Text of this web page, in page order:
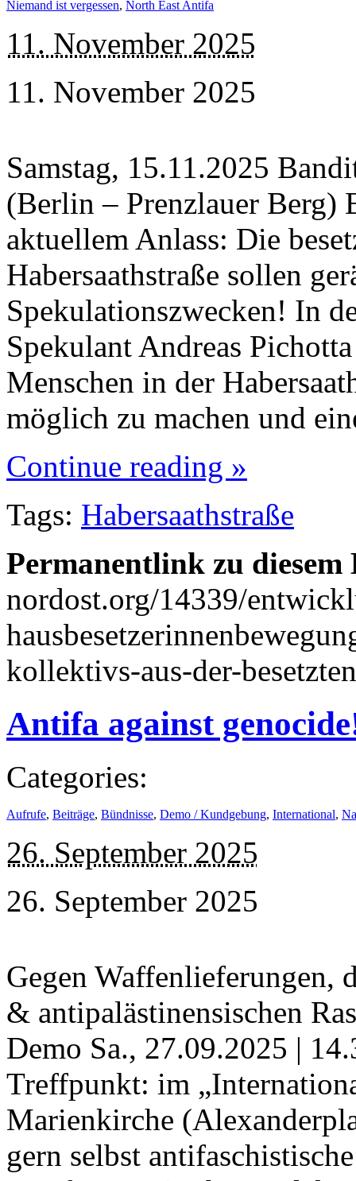
Niemand ist vergessen, North East Antifa
11. November 2025
11. November 2025
Samstag, 15.11.2025
(Berlin – Prenzlauer Berg)
aktuellem Anlass: Die
Habersaathstraße sollen
Spekulationszwecken! In
Spekulant Andreas
Menschen in der
möglich zu machen und
Continue reading »
Tags: Habersaathstraße
Permanentlink zu
nordost.org/14339/
kollektivs-aus-der-
Antifa against
Categories:
Aufrufe, Beiträge, Bündnisse, Demo / Kundgebung, International,
26. September 2025
26. September 2025
Gegen Waffenlieferungen,
& antipalästinensischen
Demo Sa., 27.09.2025 |
Treffpunkt: im
Marienkirche
gern selbst